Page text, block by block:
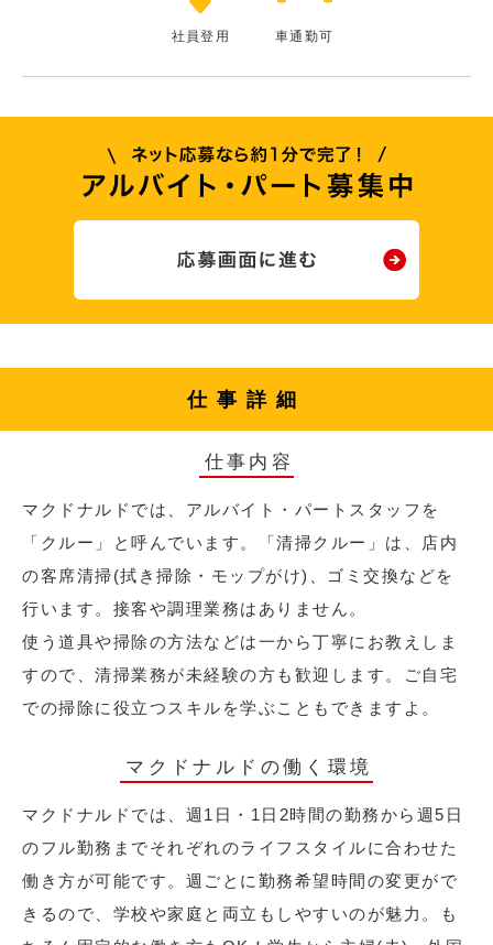
社員登用 車通勤可
仕事詳細
仕事内容
マクドナルドでは、アルバイト・パートスタッフを
「クルー」と呼んでいます。「清掃クルー」は、店内
の客席清掃(拭き掃除・モップがけ)、ゴミ交換などを
行います。接客や調理業務はありません。
使う道具や掃除の方法などは一から丁寧にお教えしま
すので、清掃業務が未経験の方も歓迎します。ご自宅
での掃除に役立つスキルを学ぶこともできますよ。
マクドナルドの働く環境
マクドナルドでは、週1日・1日2時間の勤務から週5日
のフル勤務までそれぞれのライフスタイルに合わせた
働き方が可能です。週ごとに勤務希望時間の変更がで
きるので、学校や家庭と両立もしやすいのが魅力。も